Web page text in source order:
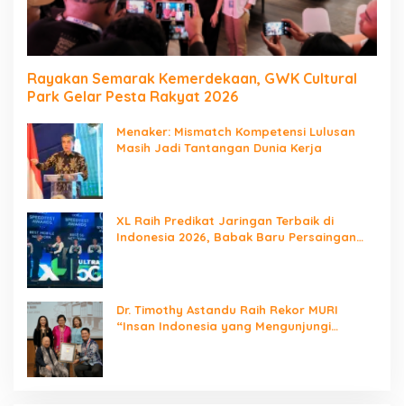
Rayakan Semarak Kemerdekaan, GWK Cultural
Park Gelar Pesta Rakyat 2026
Menaker: Mismatch Kompetensi Lulusan
Masih Jadi Tantangan Dunia Kerja
XL Raih Predikat Jaringan Terbaik di
Indonesia 2026, Babak Baru Persaingan
Dr. Timothy Astandu Raih Rekor MURI
“Insan Indonesia yang Mengunjungi